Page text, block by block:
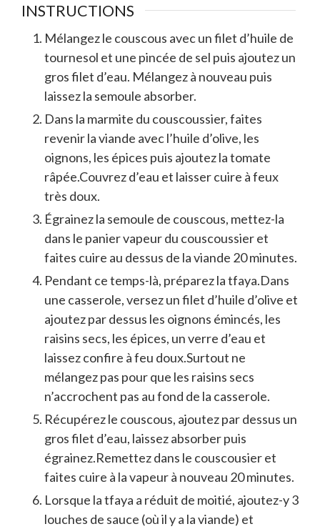
INSTRUCTIONS
Mélangez le couscous avec un filet d’huile de
tournesol et une pincée de sel puis ajoutez un
gros filet d’eau. Mélangez à nouveau puis
laissez la semoule absorber.
Dans la marmite du couscoussier, faites
revenir la viande avec l’huile d’olive, les
oignons, les épices puis ajoutez la tomate
râpée.Couvrez d’eau et laisser cuire à feux
très doux.
Égrainez la semoule de couscous, mettez-la
dans le panier vapeur du couscoussier et
faites cuire au dessus de la viande 20 minutes.
Pendant ce temps-là, préparez la tfaya.Dans
une casserole, versez un filet d’huile d’olive et
ajoutez par dessus les oignons émincés, les
raisins secs, les épices, un verre d’eau et
laissez confire à feu doux.Surtout ne
mélangez pas pour que les raisins secs
n’accrochent pas au fond de la casserole.
Récupérez le couscous, ajoutez par dessus un
gros filet d’eau, laissez absorber puis
égrainez.Remettez dans le couscousier et
faites cuire à la vapeur à nouveau 20 minutes.
Lorsque la tfaya a réduit de moitié, ajoutez-y 3
louches de sauce (où il y a la viande) et